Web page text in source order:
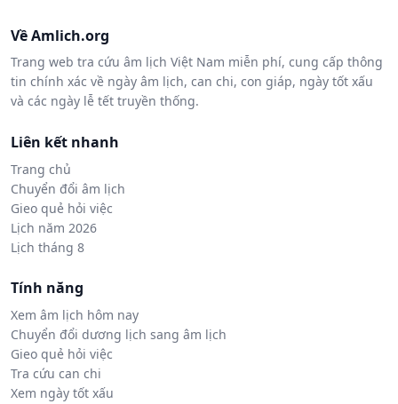
Về Amlich.org
Trang web tra cứu âm lịch Việt Nam miễn phí, cung cấp thông
tin chính xác về ngày âm lịch, can chi, con giáp, ngày tốt xấu
và các ngày lễ tết truyền thống.
Liên kết nhanh
Trang chủ
Chuyển đổi âm lịch
Gieo quẻ hỏi việc
Lịch năm 2026
Lịch tháng 8
Tính năng
Xem âm lịch hôm nay
Chuyển đổi dương lịch sang âm lịch
Gieo quẻ hỏi việc
Tra cứu can chi
Xem ngày tốt xấu